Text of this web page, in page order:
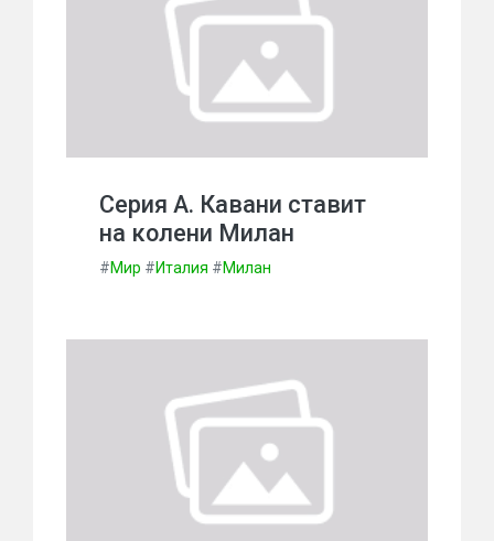
Серия А. Кавани ставит
на колени Милан
#Мир #Италия #Милан